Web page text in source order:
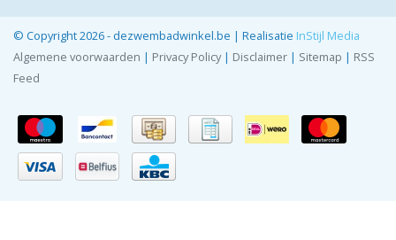
© Copyright 2026 - dezwembadwinkel.be | Realisatie InStijl Media
Algemene voorwaarden | Privacy Policy| Disclaimer | Sitemap | RSS
Feed